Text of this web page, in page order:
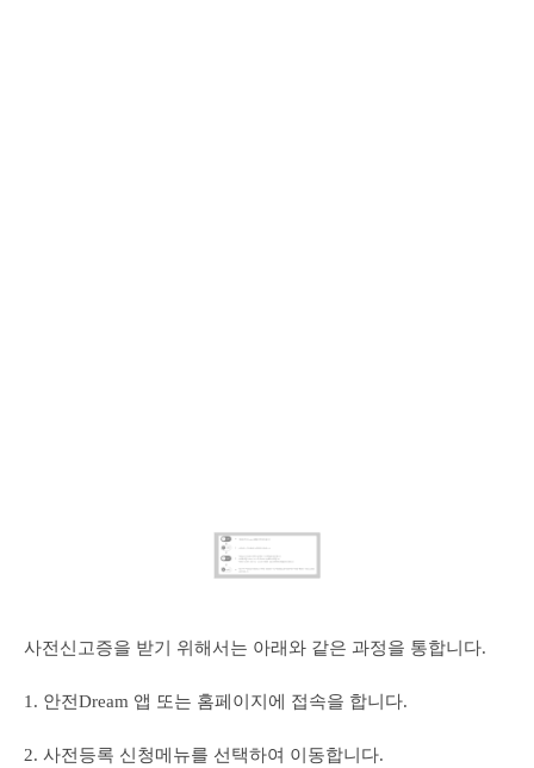
사전신고증을 받기 위해서는 아래와 같은 과정을 통합니다.
1. 안전Dream 앱 또는 홈페이지에 접속을 합니다.
2. 사전등록 신청메뉴를 선택하여 이동합니다.